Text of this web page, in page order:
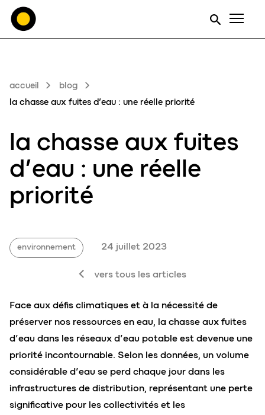
accueil
blog
la chasse aux fuites d’eau : une réelle priorité
la chasse aux fuites
d’eau : une réelle
priorité
environnement 24 juillet 2023
vers tous les articles
Face aux défis climatiques et à la nécessité de
préserver nos ressources en eau, la chasse aux fuites
d’eau dans les réseaux d’eau potable est devenue une
priorité incontournable. Selon les données, un volume
considérable d’eau se perd chaque jour dans les
infrastructures de distribution, représentant une perte
significative pour les collectivités et les